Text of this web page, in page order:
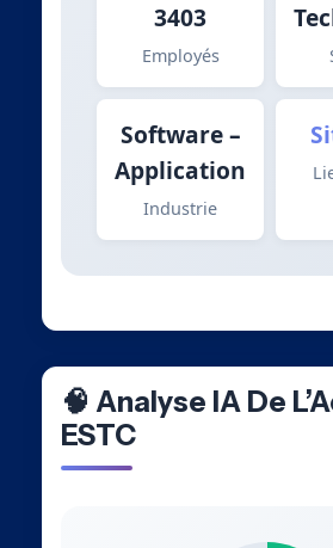
3403
Employés
Software –
Application
Industrie
🧠 Analyse IA De
ESTC